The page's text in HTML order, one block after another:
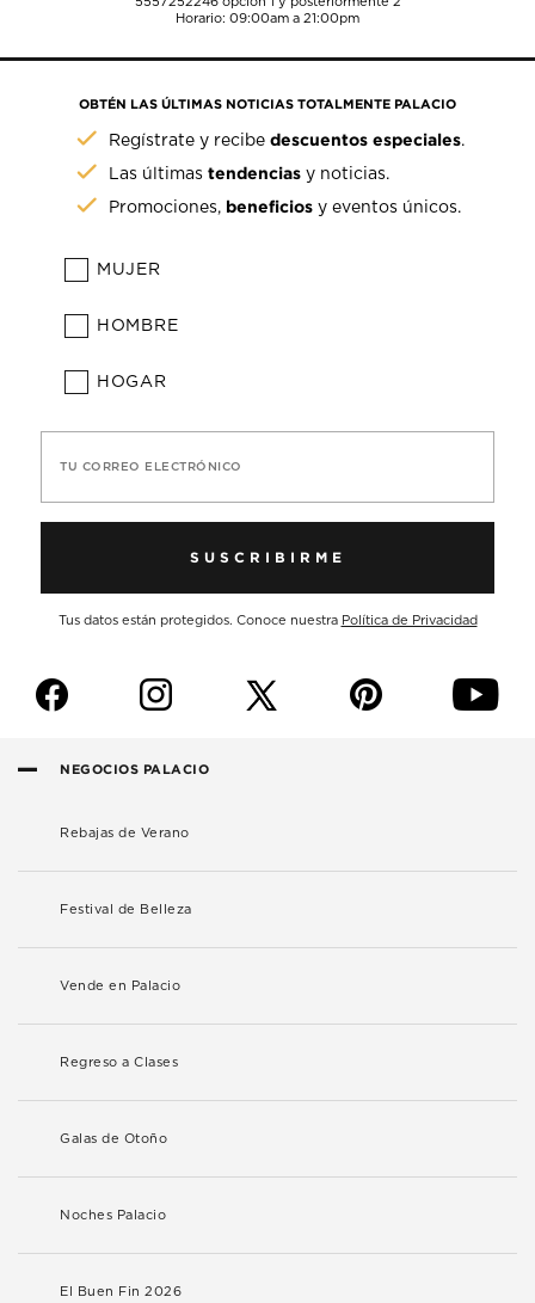
Horario: 09:00am a 21:00pm
OBTÉN LAS ÚLTIMAS NOTICIAS TOTALMENTE PALACIO
Regístrate y recibedescuentos especiales.
Las últimastendencias y noticias.
Promociones, beneficios y eventos únicos.
MUJER
HOMBRE
HOGAR
TU CORREO ELECTRÓNICO
SUSCRIBIRME
Tus datos están protegidos. Conoce nuestra Política de Privacidad
f i p y
NEGOCIOS PALACIO
Rebajas de Verano
Festival de Belleza
Vende en Palacio
Regreso a Clases
Galas de Otoño
Noches Palacio
El Buen Fin 2026